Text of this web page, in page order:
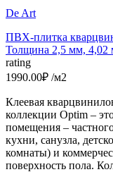
De Art
ПВХ-плитка
Толщина 2,5 мм, 4,02
rating
1990.00₽ /м2
Клеевая
коллекции Optim –
помещения –
кухни, санузла,
комнаты) и
поверхность пола.